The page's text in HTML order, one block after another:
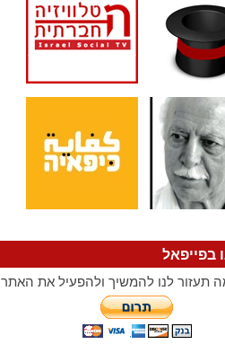
בפייפאל
תעזור לנו להמשיך ולהפעיל את האתר